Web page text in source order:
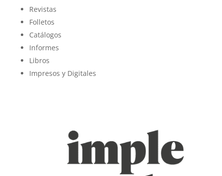
Revistas
Folletos
Catálogos
Informes
Libros
Impresos y Digitales